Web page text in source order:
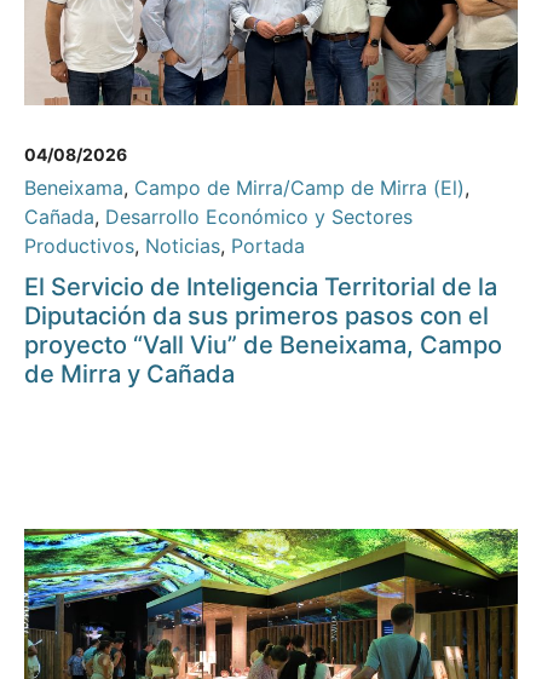
04/08/2026
Beneixama, Campo de Mirra/Camp de Mirra (El),
Cañada, Desarrollo Económico y Sectores
Productivos, Noticias, Portada
El Servicio de Inteligencia Territorial de la
Diputación da sus primeros pasos con el
proyecto “Vall Viu” de Beneixama, Campo
de Mirra y Cañada